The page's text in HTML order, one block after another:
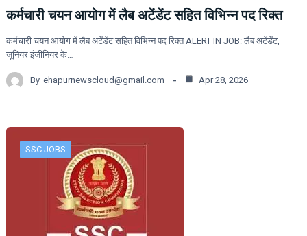
कर्मचारी चयन आयोग में लैब अटेंडेंट सहित विभिन्न पद रिक्त
कर्मचारी चयन आयोग में लैब अटेंडेंट सहित विभिन्न पद रिक्त ALERT IN JOB: लैब अटेंडेंट,
जूनियर इंजीनियर के…
By ehapurnewscloud@gmail.com Apr 28, 2026
SSC JOBS